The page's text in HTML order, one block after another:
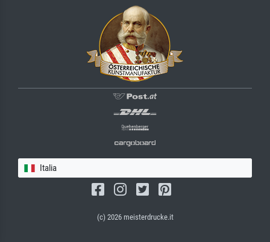
Italia
(c) 2026 meisterdrucke.it